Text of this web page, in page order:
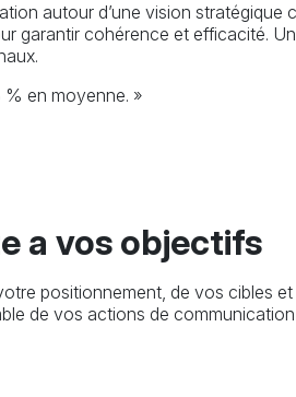
autour d’une vision stratégique
garantir cohérence et efficacité.
en moyenne. »
a vos objectifs
positionnement, de vos cibles
de vos actions de